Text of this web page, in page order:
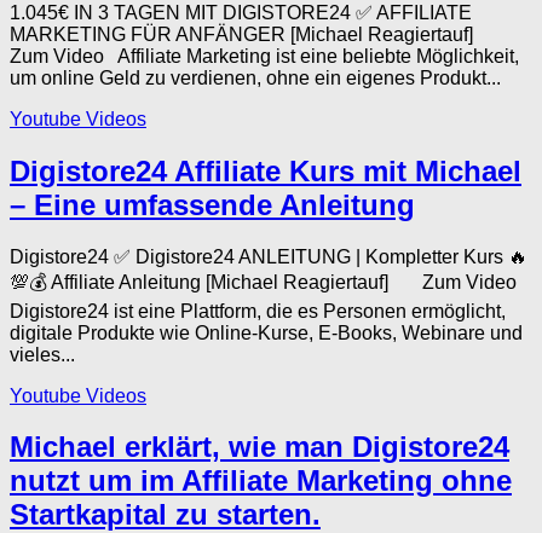
1.045€ IN 3 TAGEN MIT DIGISTORE24 ✅ AFFILIATE
MARKETING FÜR ANFÄNGER [Michael Reagiertauf]
Zum Video Affiliate Marketing ist eine beliebte Möglichkeit,
um online Geld zu verdienen, ohne ein eigenes Produkt...
Youtube Videos
Digistore24 Affiliate Kurs mit Michael
– Eine umfassende Anleitung
Digistore24 ✅ Digistore24 ANLEITUNG | Kompletter Kurs 🔥
💯💰 Affiliate Anleitung [Michael Reagiertauf] Zum Video
Digistore24 ist eine Plattform, die es Personen ermöglicht,
digitale Produkte wie Online-Kurse, E-Books, Webinare und
vieles...
Youtube Videos
Michael erklärt, wie man Digistore24
nutzt um im Affiliate Marketing ohne
Startkapital zu starten.